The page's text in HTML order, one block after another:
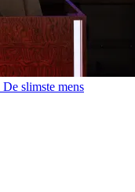
De slimste mens